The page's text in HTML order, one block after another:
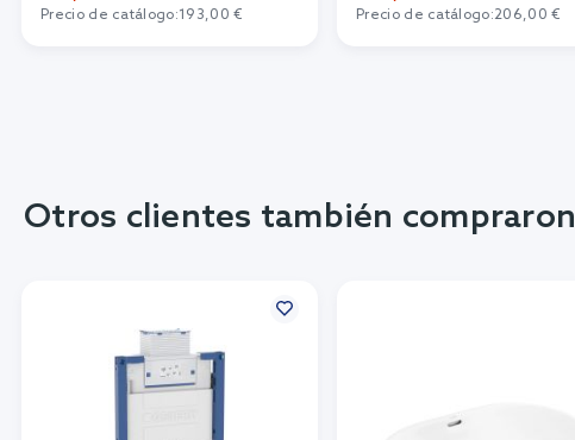
Precio de catálogo:193,00 € Precio de catálogo:206,00 €
Otros clientes también compraron